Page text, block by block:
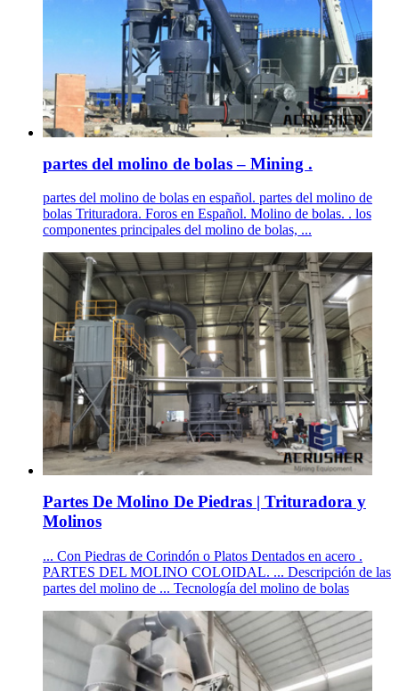
partes del molino de bolas – Mining .
partes del molino de bolas en español. partes del molino de
bolas Trituradora. Foros en Español. Molino de bolas. . los
componentes principales del molino de bolas, ...
Partes De Molino De Piedras | Trituradora y
Molinos
... Con Piedras de Corindón o Platos Dentados en acero .
PARTES DEL MOLINO COLOIDAL. ... Descripción de las
partes del molino de ... Tecnología del molino de bolas